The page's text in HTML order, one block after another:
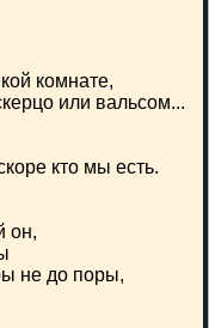
комнате,
или вальсом...
кто мы есть.
он,
не до поры,